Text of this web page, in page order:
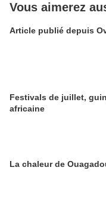
Vous aimerez
Article
Festivals de juillet,
africaine
La chaleur de